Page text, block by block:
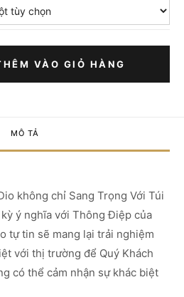
VÀO GIỎ HÀNG
MÔ TẢ
không chỉ Sang Trọng Với Túi
ý nghĩa với Thông Điệp của
tự tin sẽ mang lại trải nghiệm
với thị trường để Quý Khách
có thể cảm nhận sự khác biệt